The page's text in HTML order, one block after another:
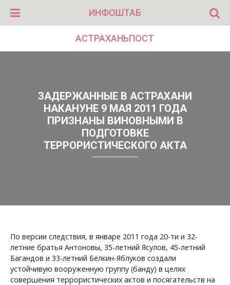
ИНФОШТАБ
АСТРАХАНЬПОСТ
ЗАДЕРЖАННЫЕ В АСТРАХАНИ
НАКАНУНЕ 9 МАЯ 2011 ГОДА
ПРИЗНАНЫ ВИНОВНЫМИ В
ПОДГОТОВКЕ
ТЕРРОРИСТИЧЕСКОГО АКТА
По версии следствия, в январе 2011 года 20-ти и 32-
летние братья Антоновы, 35-летний Ясулов, 45-летний
Багандов и 33-летний Белкин-Яблуков создали
устойчивую вооруженную группу (банду) в целях
совершения террористических актов и посягательств на